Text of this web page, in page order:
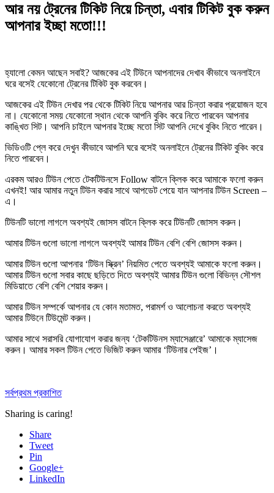
আর নয় ট্রেনের টিকিট নিয়ে চিন্তা, এবার টিকিট বুক করুন
আপনার ইচ্ছা মতো!!!
হ্যালো কেমন আছেন সবাই? আজকের এই টিউনে আপনাদের দেখাব কীভাবে অনলাইনে
ঘরে বসেই যেকোনো ট্রেনের টিকিট বুক করবেন।
আজকের এই টিউন দেখার পর থেকে টিকিট নিয়ে আপনার আর চিন্তা করার প্রয়োজন হবে
না। যেকোনো সময় যেকোনো স্থান থেকে আপনি বুকিং করে নিতে পারবেন আপনার
কাঙ্খিত সিট। আপনি চাইলে আপনার ইচ্ছে মতো সিট আপনি দেখে বুকিং নিতে পারেন।
ভিডিওটি প্লে করে দেখুন কীভাবে আপনি ঘরে বসেই অনলাইনে ট্রেনের টিকিট বুকিং করে
নিতে পারবেন।
এরকম আরও টিউন পেতে টেকটিউনসে Follow বাটনে ক্লিক করে আমাকে ফলো করুন
এখনই! আর আমার নতুন টিউন করার সাথে আপডেট পেয়ে যান আপনার টিউন Screen –
এ।
টিউনটি ভালো লাগলে অবশ্যই জোসস বাটনে ক্লিক করে টিউনটি জোসস করুন।
আমার টিউন গুলো ভালো লাগলে অবশ্যই আমার টিউন বেশি বেশিজোসস করুন।
আমার টিউন গুলো আপনার ‘টিউন স্ক্রিন’ নিয়মিত পেতে অবশ্যই আমাকে ফলো করুন।
আমার টিউন গুলো সবার কাছে ছড়িতে দিতে অবশ্যই আমার টিউন গুলো বিভিন্ন সৌশল
মিডিয়াতে বেশি বেশিশেয়ার করুন।
আমার টিউন সম্পর্কে আপনার যে কোন মতামত, পরামর্শ ও আলোচনা করতে অবশ্যই
আমার টিউনেটিউমেন্ট করুন।
আমার সাথে সরাসরি যোগাযোগ করার জন্য ‘টেকটিউনস ম্যাসেঞ্জারে’ আমাকেম্যাসেজ
করুন। আমার সকল টিউন পেতে ভিজিট করুন আমার ‘টিউনার পেইজ’ ।
সর্বপ্রথম প্রকাশিত
Sharing is caring!
Share
Tweet
Pin
Google+
LinkedIn